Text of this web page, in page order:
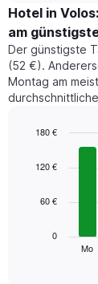
den
Zimmerpreis
im
jeweiligen
Monat
an.
Diagramm
die
Monate
Hotel in
am
Der günstigste
(52 €).
Montag am
chart
bars.
Mo
0
60 €
120 €
180 €